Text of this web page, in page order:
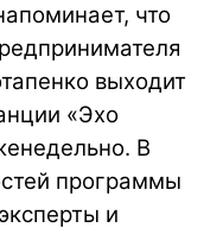
что
выходит
«Эхо
В
программы
и